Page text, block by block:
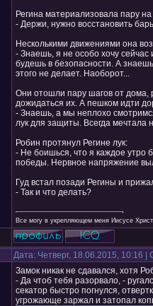
Регина материализовала пару
- Держи, нужно восстановить
Несколькими движениями она
- Знаешь, я не особо хочу сейчас
будешь в безопасности. А
этого не делает. Наоборот...
Они отошли пару шагов от дома,
дожидаться их. А пешком идти
- Знаешь, а мы неплохо
лук для защиты. Всегда мечтала
Робин протянул Регине лук:
- Не боишься, что я каждое утро
победы. Нервное напряжение
Гуд встал позади Регины и
- Так и что делать?
Все могу в укрепляющем меня Иисусе
Дата: Четверг, 18.06.2015, 10:16
Замок никак не сдавался, хотя
- Да чтоб тебя разорвало, -
секатор быстро погнулся,
угрожающе заржал и затопал